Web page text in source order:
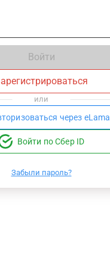
Войти
или
через eLama
Войти по Сбер ID
Забыли пароль?